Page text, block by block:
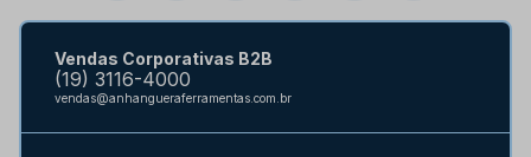
Vendas Corporativas B2B
(19) 3116-4000
vendas@anhangueraferramentas.com.br